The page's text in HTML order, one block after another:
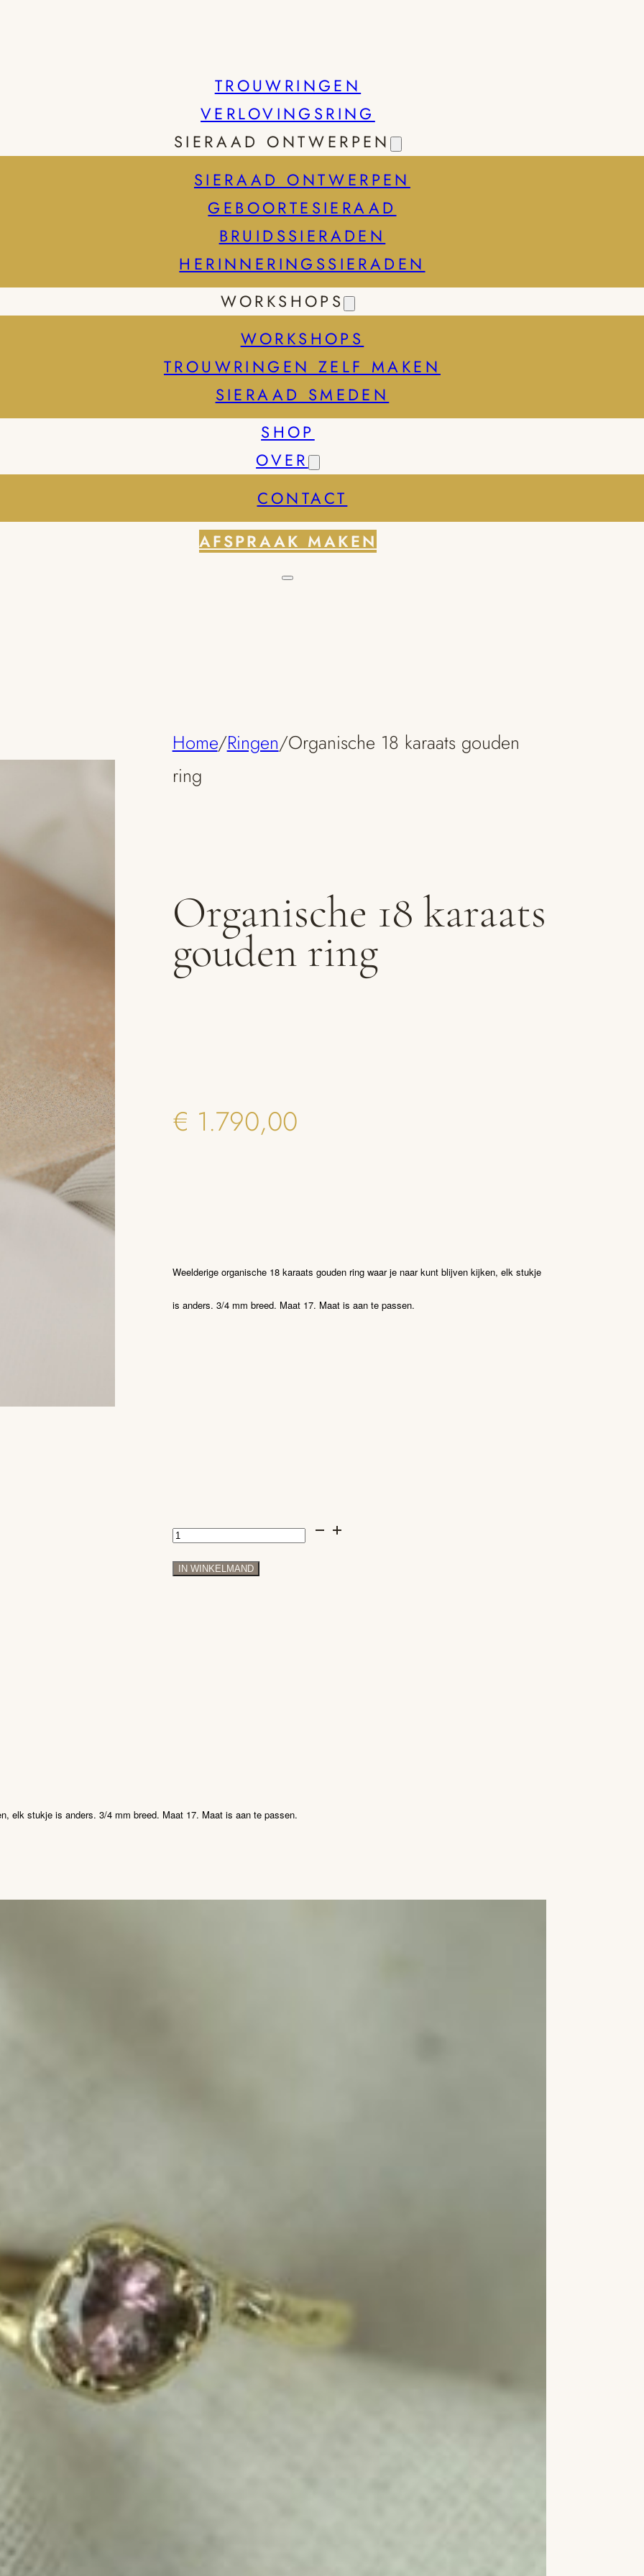
TROUWRINGEN
VERLOVINGSRING
SIERAAD ONTWERPEN
SIERAAD ONTWERPEN
GEBOORTESIERAAD
BRUIDSSIERADEN
HERINNERINGSSIERADEN
WORKSHOPS
WORKSHOPS
TROUWRINGEN ZELF MAKEN
SIERAAD SMEDEN
SHOP
OVER
CONTACT
AFSPRAAK MAKEN
Home/Ringen/Organische 18 karaats gouden
ring
Organische 18 karaats
gouden ring
€ 1.790,00
Weelderige organische 18 karaats gouden ring waar je naar kunt blijven kijken, elk stukje
is anders. 3/4 mm breed. Maat 17. Maat is aan te passen.
Organische
18
IN WINKELMAND
elk stukje is anders. 3/4 mm breed. Maat 17. Maat is aan te passen.